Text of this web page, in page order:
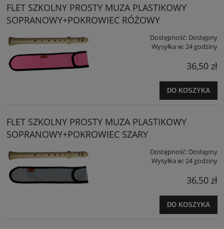
FLET SZKOLNY PROSTY MUZA PLASTIKOWY
SOPRANOWY+POKROWIEC RÓŻOWY
Dostępność: Dostępny
Wysyłka w:24 godziny
36,50 zł
DO KOSZYKA
FLET SZKOLNY PROSTY MUZA PLASTIKOWY
SOPRANOWY+POKROWIEC SZARY
Dostępność: Dostępny
Wysyłka w:24 godziny
36,50 zł
DO KOSZYKA